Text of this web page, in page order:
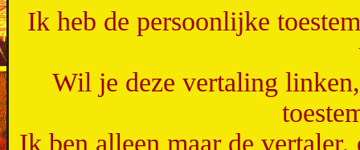
Ik heb de persoonlijke
Wil je deze vertaling
Ik ben alleen maar de